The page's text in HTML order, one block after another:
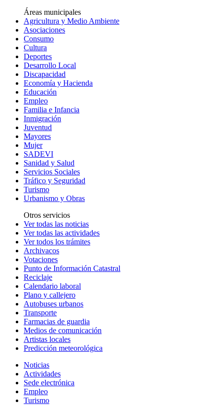
Áreas municipales
Agricultura y Medio Ambiente
Asociaciones
Consumo
Cultura
Deportes
Desarrollo Local
Discapacidad
Economía y Hacienda
Educación
Empleo
Familia e Infancia
Inmigración
Juventud
Mayores
Mujer
SADEVI
Sanidad y Salud
Servicios Sociales
Tráfico y Seguridad
Turismo
Urbanismo y Obras
Otros servicios
Ver todas las noticias
Ver todas las actividades
Ver todos los trámites
Archivacos
Votaciones
Punto de Información Catastral
Reciclaje
Calendario laboral
Plano y callejero
Autobuses urbanos
Transporte
Farmacias de guardia
Medios de comunicación
Artistas locales
Predicción meteorológica
Noticias
Actividades
Sede electrónica
Empleo
Turismo